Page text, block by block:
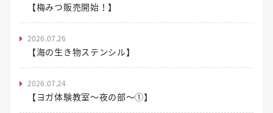
【梅みつ販売開始！】
2026.07.26
【海の生き物ステンシル】
2026.07.24
【ヨガ体験教室～夜の部～①】